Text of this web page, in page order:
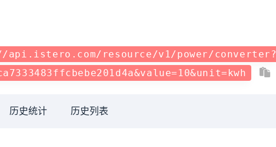
resource/v1/power/converter?
历史统计 历史列表